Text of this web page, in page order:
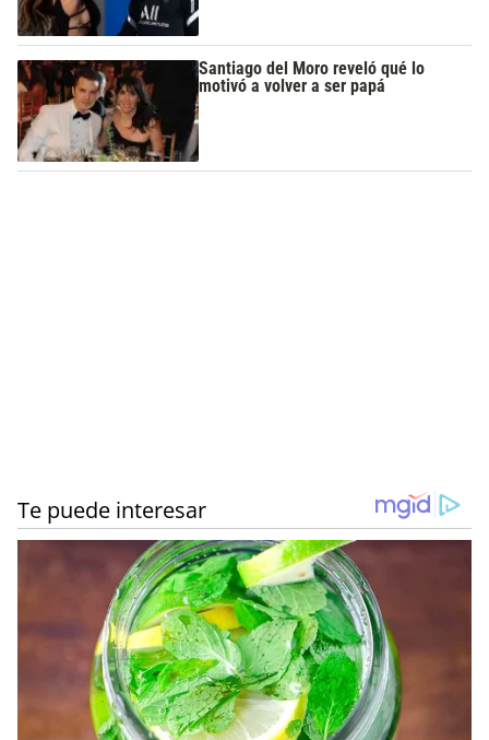
Santiago del Moro reveló qué lo
motivó a volver a ser papá